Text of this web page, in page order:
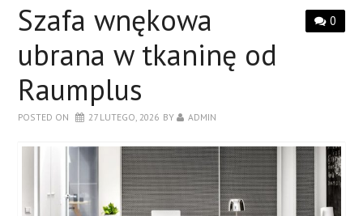
KUCHNIA
CERAMIKA
WYKOŃCZENIA
0
Szafa wnękowa
ubrana w tkaninę od
Raumplus
POSTED ON 27 LUTEGO, 2026 BY ADMIN